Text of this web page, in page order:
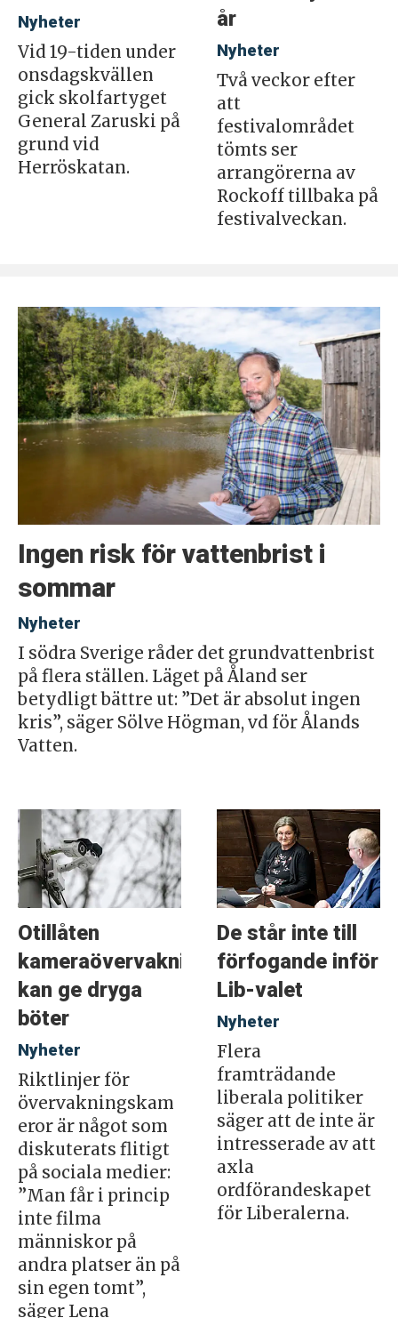
Nyheter
Vid 19-tiden under
onsdagskvällen
gick skolfartyget
General Zaruski på
grund vid
Herröskatan.
år
Nyheter
Två veckor efter
att
festivalområdet
tömts ser
arrangörerna av
Rockoff tillbaka på
festivalveckan.
Ingen risk för vattenbrist i
sommar
Nyheter
I södra Sverige råder det grundvattenbrist
på flera ställen. Läget på Åland ser
betydligt bättre ut: ”Det är absolut ingen
kris”, säger Sölve Högman, vd för Ålands
Vatten.
Otillåten
kameraövervakning
kan ge dryga
böter
Nyheter
Riktlinjer för
övervakningskam
eror är något som
diskuterats flitigt
på sociala medier:
”Man får i princip
inte filma
människor på
andra platser än på
sin egen tomt”,
säger Lena
De står inte till
förfogande inför
Lib-valet
Nyheter
Flera
framträdande
liberala politiker
säger att de inte är
intresserade av att
axla
ordförandeskapet
för Liberalerna.